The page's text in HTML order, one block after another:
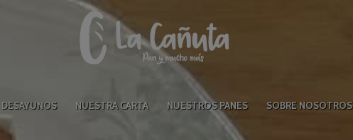
NUESTRA CARTA NUESTROS PANES SOBRE NOSOTROS